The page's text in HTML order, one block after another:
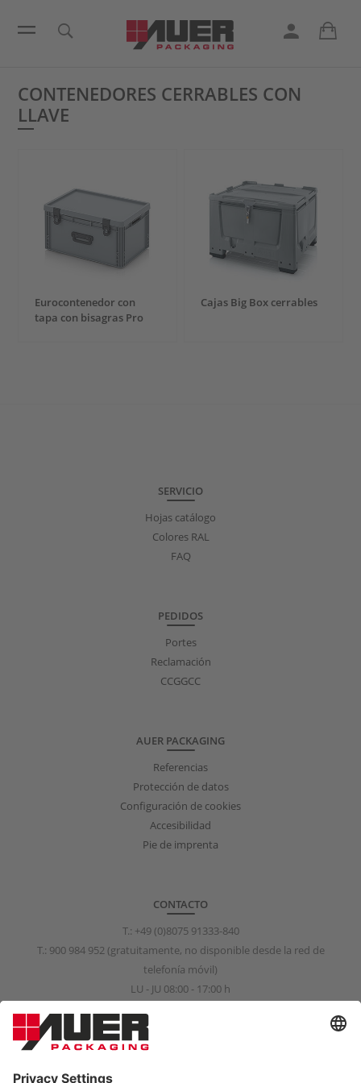
CONTENEDORES CERRABLES CON
LLAVE
Eurocontenedor con
tapa con bisagras Pro
Cajas Big Box cerrables
SERVICIO
Hojas catálogo
Colores RAL
FAQ
PEDIDOS
Portes
Reclamación
CCGGCC
AUER PACKAGING
Referencias
Protección de datos
Configuración de cookies
Accesibilidad
Pie de imprenta
CONTACTO
T.: +49 (0)8075 91333-840
T.: 900 984 952(gratuitamente, no disponible desde la red de
telefonía móvil)
LU - JU 08:00 - 17:00 h
info@auer-packaging.es